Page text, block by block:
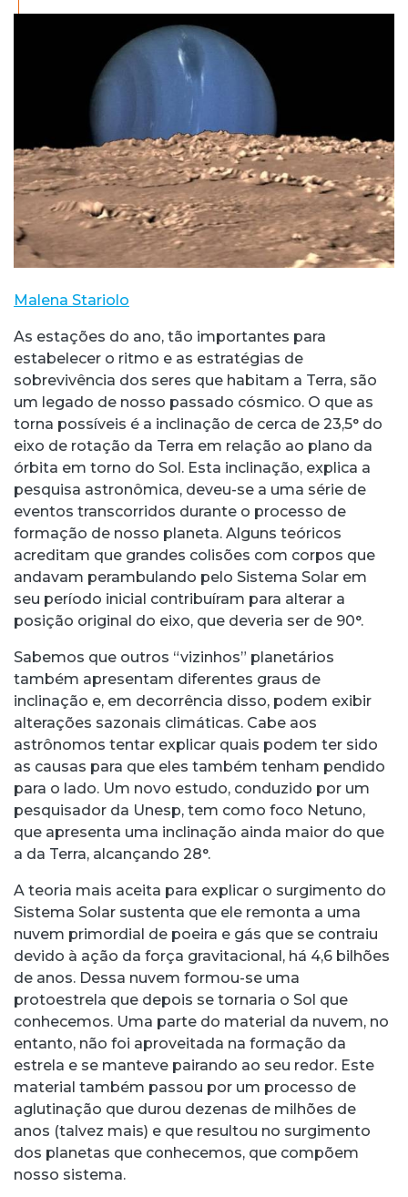
Malena Stariolo
As estações do ano, tão importantes para
estabelecer o ritmo e as estratégias de
sobrevivência dos seres que habitam a Terra, são
um legado de nosso passado cósmico. O que as
torna possíveis é a inclinação de cerca de 23,5° do
eixo de rotação da Terra em relação ao plano da
órbita em torno do Sol. Esta inclinação, explica a
pesquisa astronômica, deveu-se a uma série de
eventos transcorridos durante o processo de
formação de nosso planeta. Alguns teóricos
acreditam que grandes colisões com corpos que
andavam perambulando pelo Sistema Solar em
seu período inicial contribuíram para alterar a
posição original do eixo, que deveria ser de 90°.
Sabemos que outros “vizinhos” planetários
também apresentam diferentes graus de
inclinação e, em decorrência disso, podem exibir
alterações sazonais climáticas. Cabe aos
astrônomos tentar explicar quais podem ter sido
as causas para que eles também tenham pendido
para o lado. Um novo estudo, conduzido por um
pesquisador da Unesp, tem como foco Netuno,
que apresenta uma inclinação ainda maior do que
a da Terra, alcançando 28°.
A teoria mais aceita para explicar o surgimento do
Sistema Solar sustenta que ele remonta a uma
nuvem primordial de poeira e gás que se contraiu
devido à ação da força gravitacional, há 4,6 bilhões
de anos. Dessa nuvem formou-se uma
protoestrela que depois se tornaria o Sol que
conhecemos. Uma parte do material da nuvem, no
entanto, não foi aproveitada na formação da
estrela e se manteve pairando ao seu redor. Este
material também passou por um processo de
aglutinação que durou dezenas de milhões de
anos (talvez mais) e que resultou no surgimento
dos planetas que conhecemos, que compõem
nosso sistema.